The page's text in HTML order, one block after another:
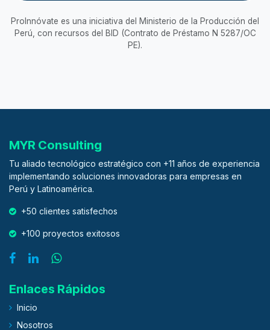
ProInnóvate es una iniciativa del Ministerio de la Producción del
Perú, con recursos del BID (Contrato de Préstamo N 5287/OC
PE).
MYR Consulting
Tu aliado tecnológico estratégico con +11 años de experiencia
implementando soluciones innovadoras para empresas en
Perú y Latinoamérica.
+50 clientes satisfechos
+100 proyectos exitosos
Enlaces Rápidos
Inicio
Nosotros